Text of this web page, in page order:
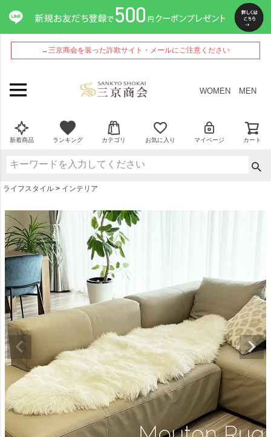
→三京商会を装った詐欺サイト・メールにご注意ください
WOMEN MEN
新着商品 ランキング カテゴリ お気に入り マイページ カート
ライフスタイル インテリア
ペー
ジト
ップ
へ